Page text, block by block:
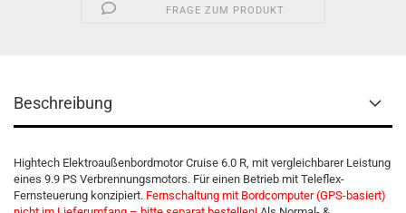
FRAGE ZUM PRODUKT
Beschreibung
Hightech Elektroaußenbordmotor Cruise 6.0 R, mit vergleichbarer Leistung
eines 9.9 PS Verbrennungsmotors. Für einen Betrieb mit Teleflex-
Fernsteuerung konzipiert. Fernschaltung mit Bordcomputer (GPS-basiert)